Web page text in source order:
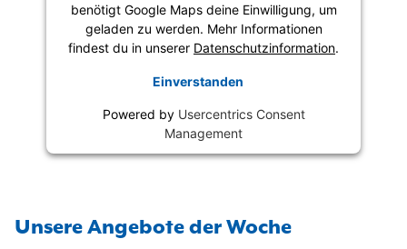
benötigt Google Maps deine Einwilligung, um
geladen zu werden. Mehr Informationen
findest du in unserer Datenschutzinformation.
Einverstanden
Powered by Usercentrics Consent
Management
Unsere Angebote der Woche